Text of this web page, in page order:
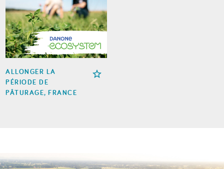
ALLONGER LA
PÉRIODE DE
PÂTURAGE, FRANCE